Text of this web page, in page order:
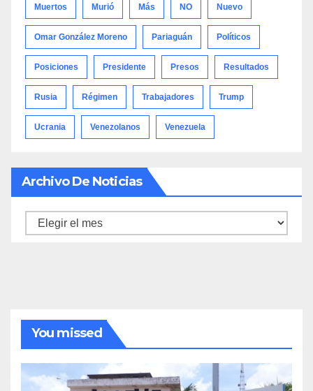
Muertos Murió Más NO Nuevo
Omar González Moreno Pariaguán Políticos
Posiciones Presidente Presos Resultados
Rusia Régimen Trabajadores Trump
Ucrania Venezolanos Venezuela
Archivo De Noticias
Archivo
You missed